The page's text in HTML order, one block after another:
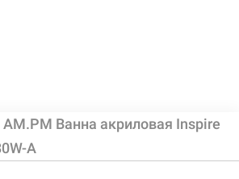
AM.PM Ванна акриловая Inspire
A